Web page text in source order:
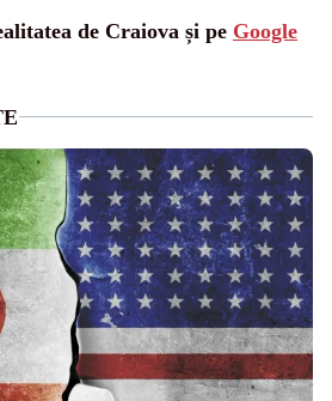
de Craiova și pe Google